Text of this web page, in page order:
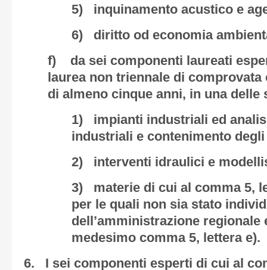
5) inquinamento acustico e
6) diritto od economia
f) da sei componenti laureati
laurea non triennale di
di almeno cinque anni, in una delle
1) impianti industriali ed
industriali e contenimento
2) interventi idraulici e
3) materie di cui al comma 5,
per le quali non sia stato
dell’amministrazione regionale
medesimo comma 5, lettera e).
6. I sei componenti esperti di cui al